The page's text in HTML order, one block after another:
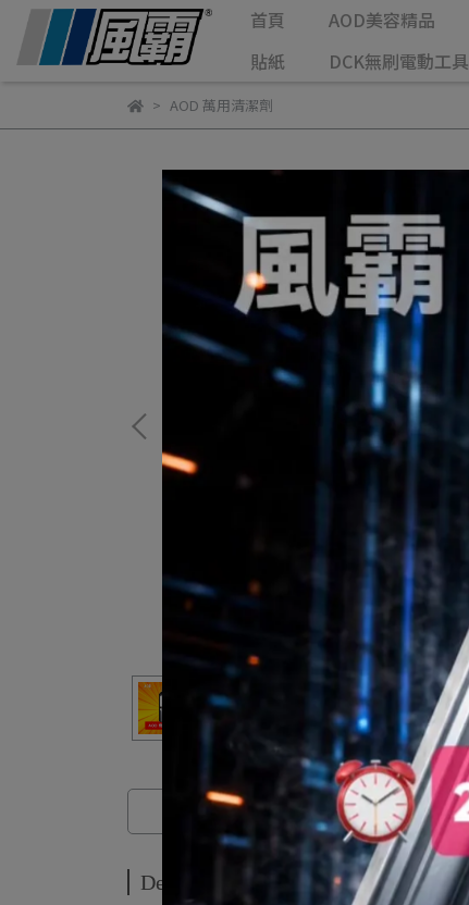
首頁 AOD美容精品
貼紙
DCK無刷電動工具
AOD 萬用清潔劑
Description
Description